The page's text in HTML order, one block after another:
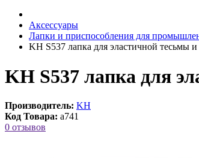
Аксессуары
Лапки и приспособления для
KH S537 лапка для эластичной тесьмы
KH S537 лапка для
Производитель: KH
Код Товара: a741
0 отзывов